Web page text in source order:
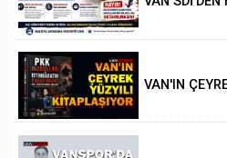
VAN'IN